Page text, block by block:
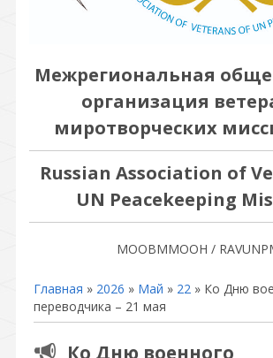
Межрегиональная
организация
миротворческих
Russian Association of
UN Peacekeeping
МООВММООН /
Главная » 2026 » Май » 22 » Ко Дню
переводчика – 21 мая
Ко Дню военного